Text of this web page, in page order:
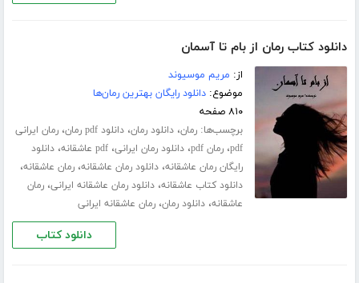
دانلود کتاب رمان از بام تا آسمان
از: مریم موسیوند
موضوع:دانلود رایگان بهترین رمان‌ها
۸۱۰ صفحه
برچسب‌ها:رمان،دانلود رمان،دانلود pdf رمان ،رمان ایرانی
pdf،رمان pdf ،دانلود رمان ایرانی،pdf عاشقانه ،دانلود
رایگان رمان عاشقانه،دانلود رمان عاشقانه،رمان عاشقانه،
دانلود کتاب عاشقانه،دانلود رمان عاشقانه ایرانی،رمان
عاشقانه،دانلود رمان،رمان عاشقانه ایرانی
دانلود کتاب